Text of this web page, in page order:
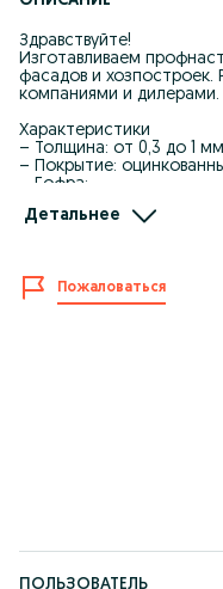
Здравствуйте!
Изготавливаем
фасадов и хозпостроек.
компаниями и дилерами.
Характеристики
– Толщина: от 0,3 до 1 мм
– Покрытие:
– Гофра:
НС21, НС35, НС44 —
– Цвета: более 50
3005)
– Производство: Россия
Почему заказывают у
– Самые выгодные цены
– Доставка по Алматы
– По Казахстану —
– Оплата: Kaspi,
Адрес: проспект
Детальнее
Пожаловаться
ПОЛЬЗОВАТЕЛЬ